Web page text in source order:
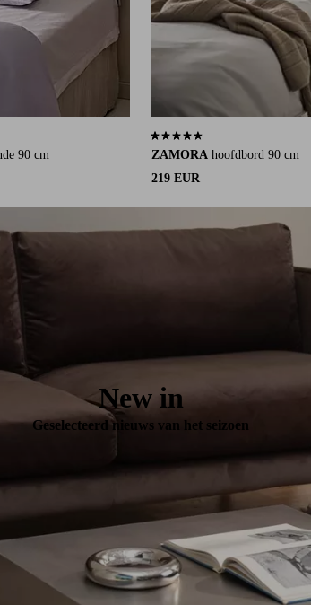
90 cm
ZAMORA hoofdbord 90 cm
219 EUR
4,7 op basis van 6 beoordelingen
New in
Geselecteerd nieuws van het seizoen